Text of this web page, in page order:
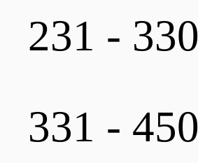
231 - 330
331 - 450